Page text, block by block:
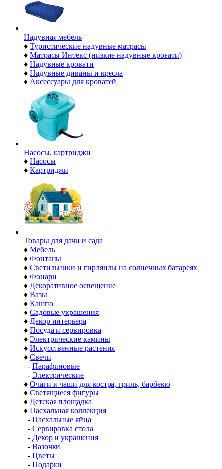
Надувная мебель
♦ Туристические надувные матрасы
♦ Матрасы Интекс (низкие надувные кровати)
♦ Надувные кровати
♦ Надувные диваны и кресла
♦ Аксессуары для кроватей
Насосы, картриджи
♦ Насосы
♦ Картриджи
Товары для дачи и сада
♦ Мебель
♦ Фонтаны
♦ Светильники и гирлянды на солнечных батареях
♦ Фонари
♦ Декоративное освещение
♦ Вазы
♦ Кашпо
♦ Садовые украшения
♦ Декор интерьера
♦ Посуда и сервировка
♦ Электрические камины
♦ Искусственные растения
♦ Свечи
- Парафиновые
- Электрические
♦ Очаги и чаши для костра, гриль, барбекю
♦ Светящиеся фигуры
♦ Детская площадка
♦ Пасхальная коллекция
- Пасхальные яйца
- Сервировка стола
- Декор и украшения
- Вазочки
- Цветы
- Подарки